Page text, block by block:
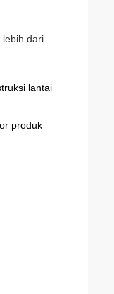
lebih dari
lantai
produk